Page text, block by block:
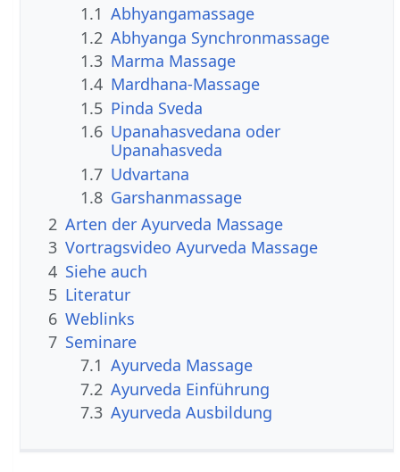
1.1 Abhyangamassage
1.2 Abhyanga Synchronmassage
1.3 Marma Massage
1.4 Mardhana-Massage
1.5 Pinda Sveda
1.6 Upanahasvedana oder
Upanahasveda
1.7 Udvartana
1.8 Garshanmassage
2 Arten der Ayurveda Massage
3 Vortragsvideo Ayurveda Massage
4 Siehe auch
5 Literatur
6 Weblinks
7 Seminare
7.1 Ayurveda Massage
7.2 Ayurveda Einführung
7.3 Ayurveda Ausbildung